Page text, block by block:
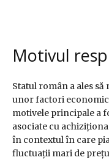
Motivul
Statul român a ales
unor factori
motivele principale a
asociate cu
în contextul în care
fluctuații mari de